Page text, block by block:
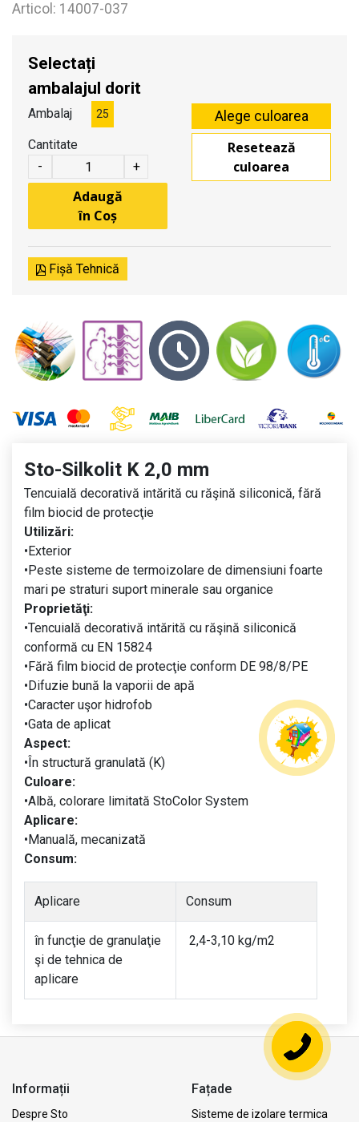
Articol: 14007-037
Selectați
ambalajul dorit
Ambalaj 25
Cantitate
-
+
Adaugă
în Coș
Resetează
culoarea
Fișă Tehnică
Sto-Silkolit K 2,0 mm
Tencuială decorativă intărită cu răşină siliconică, fără
film biocid de protecţie
Utilizări:
•Exterior
•Peste sisteme de termoizolare de dimensiuni foarte
mari pe straturi suport minerale sau organice
Proprietăţi:
•Tencuială decorativă intărită cu răşină siliconică
conformă cu EN 15824
•Fără film biocid de protecţie conform DE 98/8/PE
•Difuzie bună la vaporii de apă
•Caracter uşor hidrofob
•Gata de aplicat
Aspect:
•În structură granulată (K)
Culoare:
•Albă, colorare limitată StoColor System
Aplicare:
•Manuală, mecanizată
Consum:
Aplicare Consum
în funcţie de granulaţie
şi de tehnica de
aplicare
2,4-3,10 kg/m2
Informații
Despre Sto
Fațade
Sisteme de izolare termica